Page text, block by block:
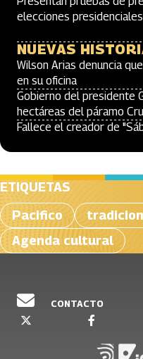
elecciones
NUEVAS
Wilson Arias denuncia
en su oficina
Gobierno del presidente
hectáreas del páramo
Fallece el creador de
ETIQUETAS
Pacifico
Agenda cultural
CONTACTO